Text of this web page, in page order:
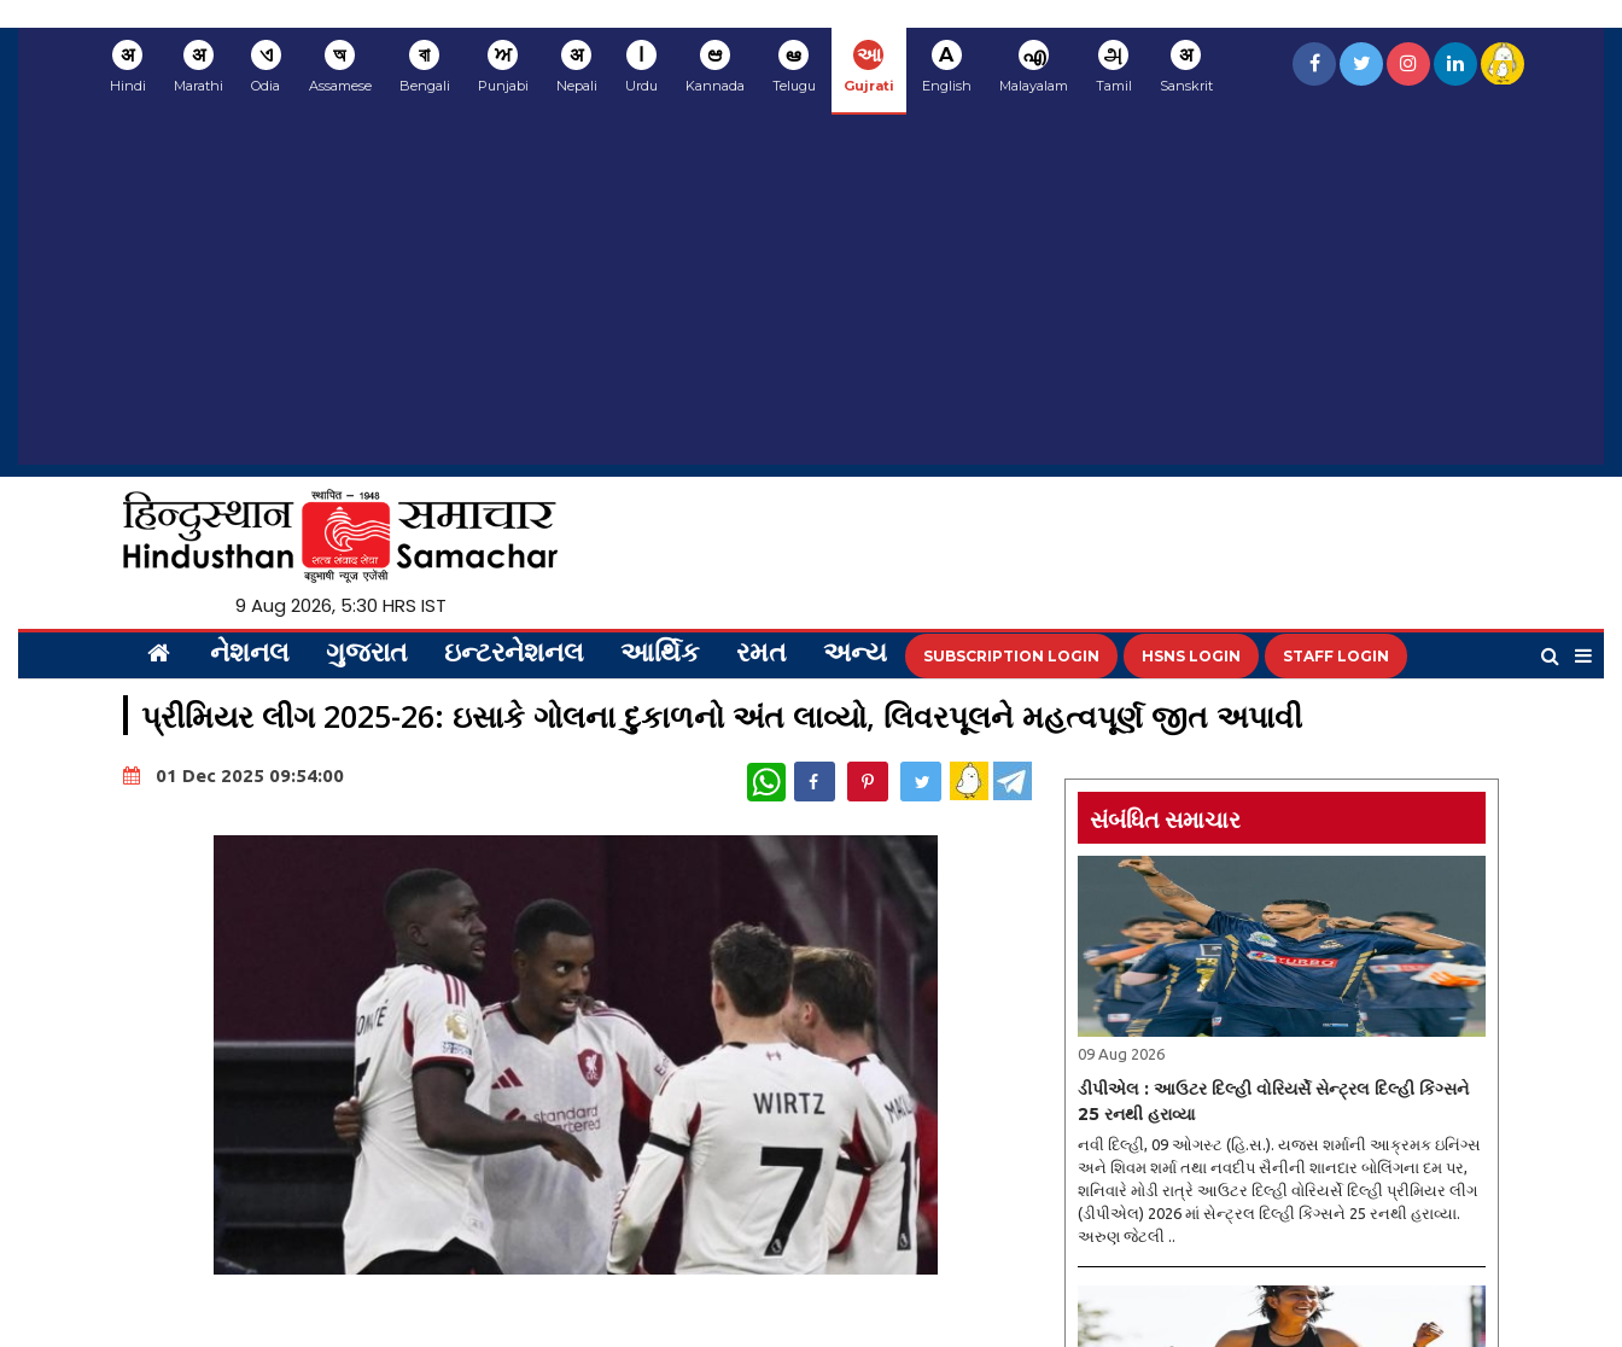
अ
Hindi
अ
Marathi
ଏ
Odia
অ
Assamese
বা
Bengali
ਅ
Punjabi
अ
Nepali
ا
Urdu
ಆ
Kannada
ఆ
Telugu
આ
Gujrati
A
English
എ
Malayalam
அ
Tamil
अ
Sanskrit
9 Aug 2026, 5:30 HRS IST
નેશનલ ગુજરાત ઇન્ટરનેશનલ આર્થિક રમત અન્ય SUBSCRIPTION LOGIN HSNS LOGIN STAFF LOGIN
પ્રીમિયર લીગ 2025-26: ઇસાકે ગોલના દુકાળનો અંત લાવ્યો, લિવરપૂલને મહત્વપૂર્ણ જીત અપાવી
01 Dec 2025 09:54:00 WhatsApp
સંબંધિત સમાચાર
09 Aug 2026
ડીપીએલ : આઉટર દિલ્હી વોરિયર્સે સેન્ટ્રલ દિલ્હી કિંગ્સને
25 રનથી હરાવ્યા
નવી દિલ્હી, 09 ઓગસ્ટ (હિ.સ.). યજસ શર્માની આક્રમક ઇનિંગ્સ
અને શિવમ શર્મા તથા નવદીપ સૈનીની શાનદાર બોલિંગના દમ પર,
શનિવારે મોડી રાત્રે આઉટર દિલ્હી વોરિયર્સે દિલ્હી પ્રીમિયર લીગ
(ડીપીએલ) 2026 માં સેન્ટ્રલ દિલ્હી કિંગ્સને 25 રનથી હરાવ્યા.
અરુણ જેટલી ..